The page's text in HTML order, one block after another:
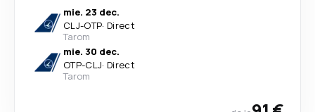
mie. 23 dec.
CLJ-OTP· Direct
Tarom
mie. 30 dec.
OTP-CLJ· Direct
Tarom